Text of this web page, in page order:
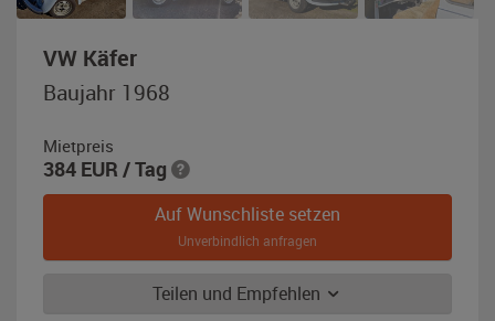
VW Käfer,
Baujahr
1968,
Baujahr 1968
Mietpreis
384 EUR / Tag
Auf Wunschliste setzen
Unverbindlich anfragen
Teilen und Empfehlen